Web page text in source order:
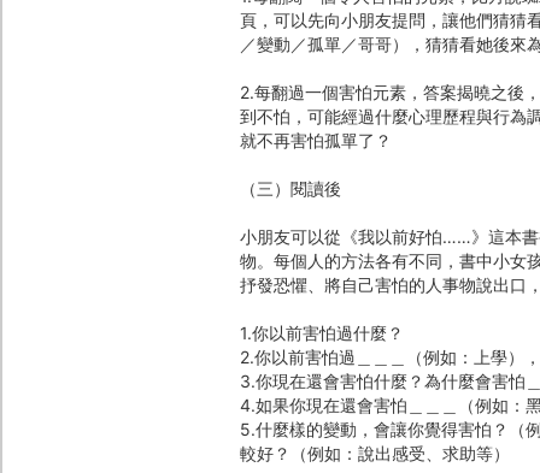
頁，可以先向小朋友提問，讓他們猜猜
／變動／孤單／哥哥），猜猜看她後來
2.每翻過一個害怕元素，答案揭曉之後
到不怕，可能經過什麼心理歷程與行為
就不再害怕孤單了？
（三）閱讀後
小朋友可以從《我以前好怕……》這本
物。每個人的方法各有不同，書中小女
抒發恐懼、將自己害怕的人事物說出口
1.你以前害怕過什麼？
2.你以前害怕過＿＿＿（例如：上學）
3.你現在還會害怕什麼？為什麼會害怕
4.如果你現在還會害怕＿＿＿（例如：
5.什麼樣的變動，會讓你覺得害怕？（
較好？（例如：說出感受、求助等）